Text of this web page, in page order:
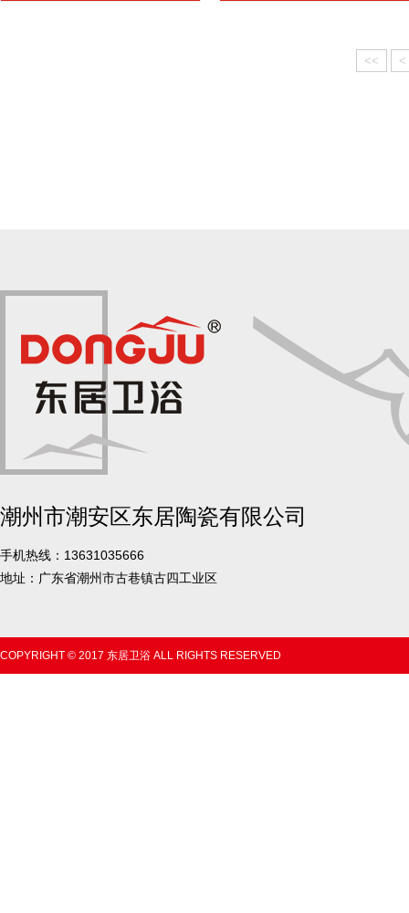
<< <
潮州市潮安区东居陶瓷有限公司
手机热线：13631035666
地址：广东省潮州市古巷镇古四工业区
COPYRIGHT © 2017 东居卫浴 ALL RIGHTS RESERVED